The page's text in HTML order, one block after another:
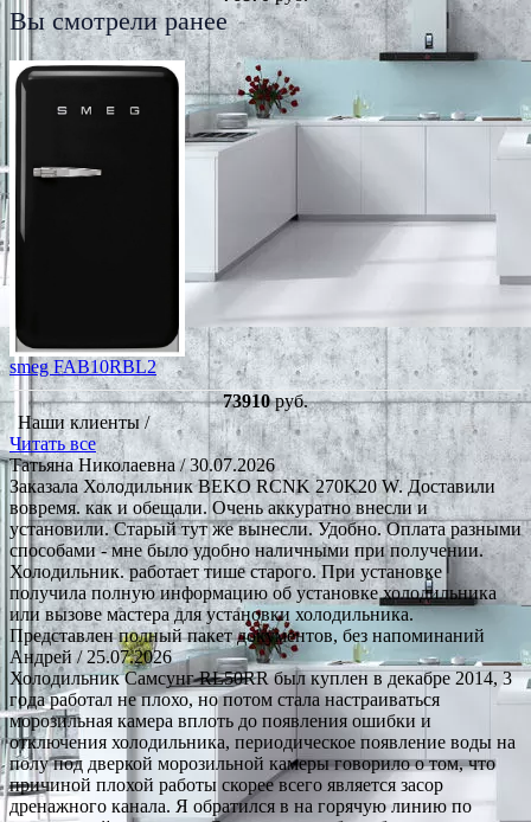
Вы смотрели ранее
smeg FAB10RBL2
73910руб.
Наши клиенты /
Читать все
Татьяна Николаевна/ 30.07.2026
Заказала Холодильник BEKO RCNK 270K20 W. Доставили
вовремя. как и обещали. Очень аккуратно внесли и
установили. Старый тут же вынесли. Удобно. Оплата разными
способами - мне было удобно наличными при получении.
Холодильник. работает тише старого. При установке
получила полную информацию об установке холодильника
или вызове мастера для установки холодильника.
Представлен полный пакет документов, без напоминаний
Андрей/ 25.07.2026
Холодильник Самсунг RL50RR был куплен в декабре 2014, 3
года работал не плохо, но потом стала настраиваться
морозильная камера вплоть до появления ошибки и
отключения холодильника, периодическое появление воды на
полу под дверкой морозильной камеры говорило о том, что
причиной плохой работы скорее всего является засор
дренажного канала. Я обратился в на горячую линию по